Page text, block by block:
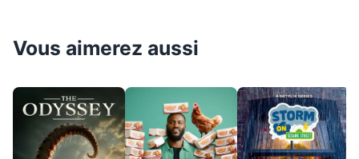
Vous aimerez aussi